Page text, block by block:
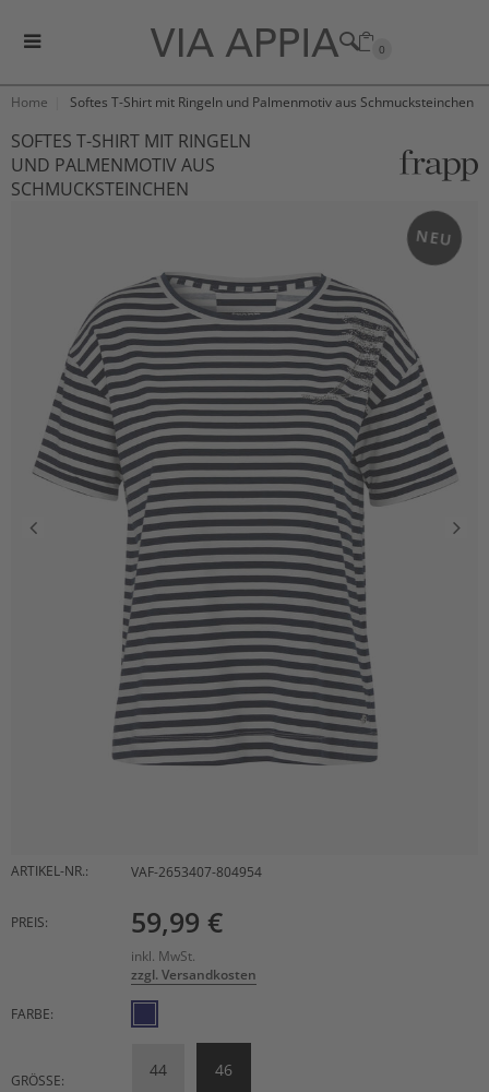
0
Home Softes T-Shirt mit Ringeln und Palmenmotiv aus Schmucksteinchen
SOFTES T-SHIRT MIT RINGELN
UND PALMENMOTIV AUS
SCHMUCKSTEINCHEN
NEU
ARTIKEL-NR.: VAF-2653407-804954
PREIS: 59,99 €
inkl. MwSt.
zzgl. Versandkosten
FARBE:
GRÖSSE:
44 46